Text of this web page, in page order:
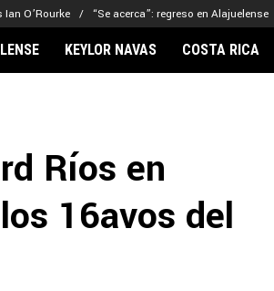
Ian O’Rourke “Se acerca”: regreso en Alajuelense
Alajuelense
Comunicaciones
Real Madrid
KEYLOR NAVAS COSTA RICA
Ríos en
16avos del